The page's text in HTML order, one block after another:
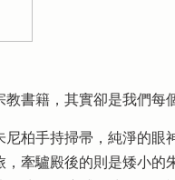
書籍，其實卻是我們每
柏手持掃帚，純淨的眼
牽驢殿後的則是矮小的